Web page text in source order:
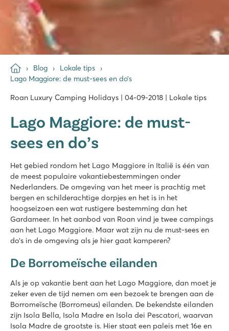
Blog
Lokale tips
Lago Maggiore: de must-sees en do’s
Roan Luxury Camping Holidays | 04-09-2018 | Lokale tips
Lago Maggiore: de must-
sees en do’s
Het gebied rondom het Lago Maggiore in Italië is één van
de meest populaire vakantiebestemmingen onder
Nederlanders. De omgeving van het meer is prachtig met
bergen en schilderachtige dorpjes en het is in het
hoogseizoen een wat rustigere bestemming dan het
Gardameer. In het aanbod van Roan vind je twee campings
aan het Lago Maggiore. Maar wat zijn nu de must-sees en
do’s in de omgeving als je hier gaat kamperen?
De Borromeïsche eilanden
Als je op vakantie bent aan het Lago Maggiore, dan moet je
zeker even de tijd nemen om een bezoek te brengen aan de
Borromeïsche (Borromeus) eilanden. De bekendste eilanden
zijn Isola Bella, Isola Madre en Isola dei Pescatori, waarvan
Isola Madre de grootste is. Hier staat een paleis met 16e en